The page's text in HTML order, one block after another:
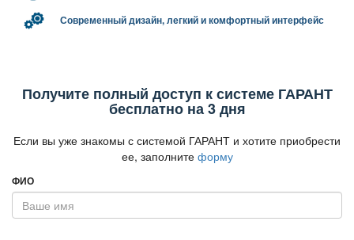
Современный дизайн, легкий и комфортный интерфейс
Получите полный доступ к системе ГАРАНТ
есплатно на 3 дня
Если вы уже знакомы с системой ГАРАНТ и хотите приобрести
ее, заполните форму
ФИО